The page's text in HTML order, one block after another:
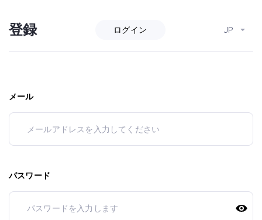
登録 ログイン JP
メール
パスワード